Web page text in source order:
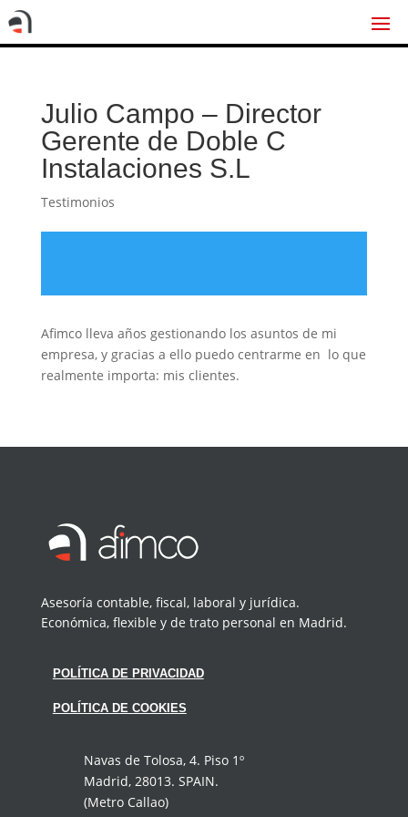
Julio Campo – Director
Gerente de Doble C
Instalaciones S.L
Testimonios
Afimco lleva años gestionando los asuntos de mi
empresa, y gracias a ello puedo centrarme en lo que
realmente importa: mis clientes.
Asesoría contable, fiscal, laboral y jurídica.
Económica, flexible y de trato personal en Madrid.
POLÍTICA DE PRIVACIDAD
POLÍTICA DE COOKIES
Navas de Tolosa, 4. Piso 1º
Madrid, 28013. SPAIN.
(Metro Callao)